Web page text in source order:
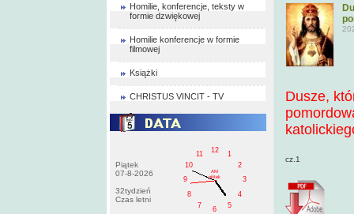
Homilie, konferencje, teksty w
formie dzwiękowej
Homilie konferencje w formie
filmowej
Książki
CHRISTUS VINCIT - TV
Piątek
07-8-2026
32tydzień
Czas letni
1
2
3
4
5
6
7
8
9
10
11
12
AM
pištek
Dusze,
cz.1